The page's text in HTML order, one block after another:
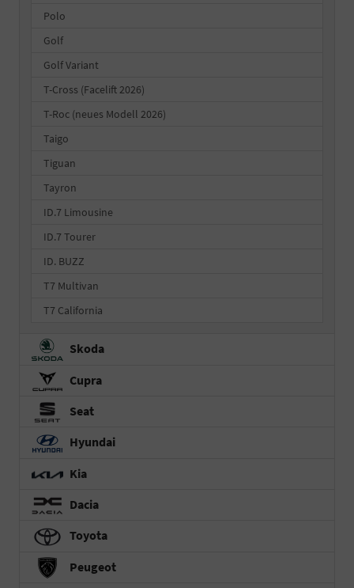
Polo
Golf
Golf Variant
T-Cross (Facelift 2026)
T-Roc (neues Modell 2026)
Taigo
Tiguan
Tayron
ID.7 Limousine
ID.7 Tourer
ID. BUZZ
T7 Multivan
T7 California
Skoda
Cupra
Seat
Hyundai
Kia
Dacia
Toyota
Peugeot